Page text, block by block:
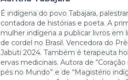
É indígena do povo Tabajara,
contadora de histórias e poeta. A
mulher indígena a publicar livros em
de cordel no Brasil. Vencedora do
Jabuti 2024. Também é terapeuta
ervas medicinais. Autora de “Coração
pés no Mundo” e de “Magistério